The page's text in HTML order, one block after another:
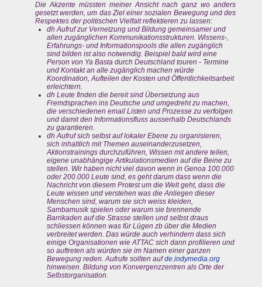
Die Akzente müssten meiner Ansicht nach ganz wo anders
gesetzt werden, um das Ziel einer sozialen Bewegung und des
Respektes der politischen Vielfalt reflektieren zu lassen:
dh Aufruf zur Vernetzung und Bildung gemeinsamer und
allen zugänglichen Kommunikationsstrukturen. Wissens-,
Erfahrungs- und Informationspools die allen zugänglich
sind bilden ist also notwendig. Beispiel bald wird eine
Person von Ya Basta durch Deutschland touren - Termine
und Kontakt an alle zugänglich machen würde
Koordination, Aufteilen der Kosten und Öffentlichkeitsarbeit
erleichtern.
dh Leute finden die bereit sind Übersetzung aus
Fremdsprachen ins Deutsche und umgedreht zu machen,
die verschiedenen email Listen und Prozesse zu verfolgen
und damit den Informationsfluss ausserhalb Deutschlands
zu garantieren.
dh Aufruf sich selbst auf lokaler Ebene zu organisieren,
sich inhaltlich mit Themen auseinanderzusetzen,
Aktionstrainings durchzuführen, Wissen mit andere teilen,
eigene unabhängige Artikulationsmedien auf die Beine zu
stellen. Wir haben nicht viel davon wenn in Genoa 100.000
oder 200.000 Leute sind, es geht darum dass wenn die
Nachricht von diesem Protest um die Welt geht, dass die
Leute wissen und verstehen was die Anliegen dieser
Menschen sind, warum sie sich weiss kleiden,
Sambamusik spielen oder warum sie brennende
Barrikaden auf die Strasse stellen und selbst draus
schliessen können was für Lügen zb über die Medien
verbreitet werden. Das würde auch verhindern dass sich
einige Organisationen wie ATTAC sich dann profilieren und
so auftreten als würden sie im Namen einer ganzen
Bewegung reden. Aufrufe sollten aufde.indymedia.org
hinweisen. Bildung von Konvergenzzentren als Orte der
Selbstorganisation.